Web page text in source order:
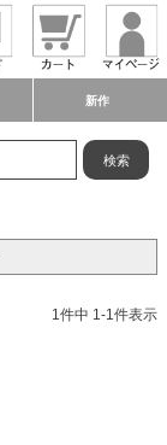
新作
検索
1件中 1-1件表示